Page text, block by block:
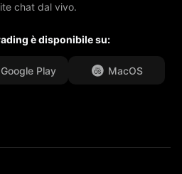
chat dal vivo.
è disponibile su:
Google Play MacOS